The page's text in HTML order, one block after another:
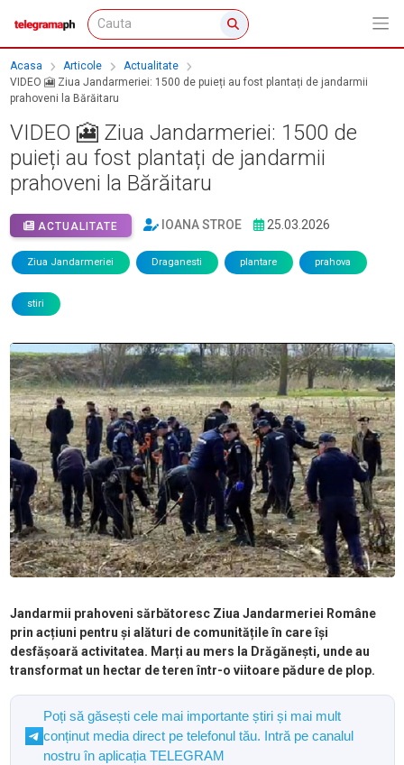
Acasa Articole
Actualitate
VIDEO 🎦 Ziua Jandarmeriei: 1500 de puieți au fost plantați de jandarmii
prahoveni la Bărăitaru
VIDEO 🎦 Ziua Jandarmeriei: 1500 de
puieți au fost plantați de jandarmii
prahoveni la Bărăitaru
ACTUALITATE IOANA STROE 25.03.2026
Ziua Jandarmeriei Draganesti plantare prahova
stiri
Jandarmii prahoveni sărbătoresc Ziua Jandarmeriei Române
prin acțiuni pentru și alături de comunitățile în care își
desfășoară activitatea. Marți au mers la Drăgănești, unde au
transformat un hectar de teren într-o viitoare pădure de plop.
Poți să găsești cele mai importante știri și mai mult
conținut media direct pe telefonul tău. Intră pe canalul
nostru în aplicația TELEGRAM